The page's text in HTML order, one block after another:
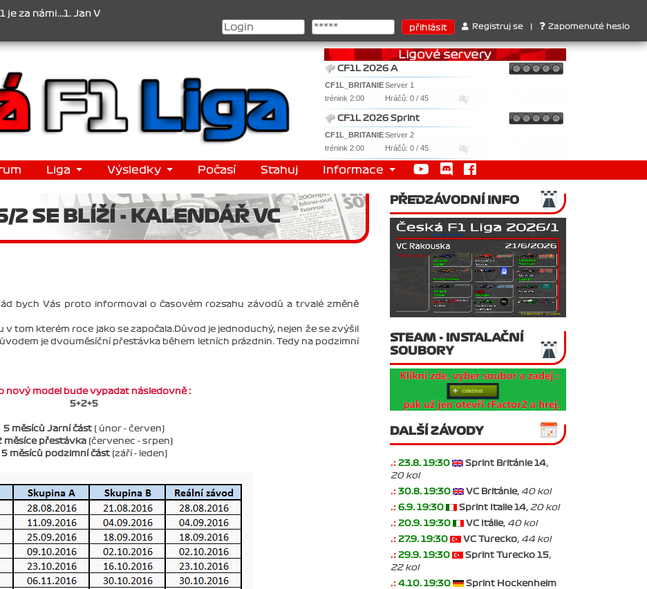
námi...1. Jan Veselý , 2. Jan Nováček , 3. Jakub Chmelík , Pohár konstruktérů : 1. Ferrari . 2. Williams , 3. RedBull ..... SprintCup - 1.
Registruj se Zapomenuté heslo
CF1L 2026 A
CF1L_BRITANIEServer 1
trénink 2:00
Hráčů: 0 / 45
CF1L 2026 Sprint
CF1L_BRITANIEServer 2
trénink 2:00
Hráčů: 0 / 45
Liga Výsledky Počasí Stahuj Informace
2 SE BLÍŽÍ - KALENDÁŘ VC
bych Vás proto informoval o časovém rozsahu závodů a trvalé změně
tom kterém roce jako se započala.Důvod je jednoduchý, nejen že se zvýšil
je dvouměsíční přestávka během letních prázdnin. Tedy na podzimní
nový model bude vypadat následovně :
5+2+5
5 měsíců Jarní část ( únor - červen)
měsíce přestávka(červenec - srpen)
5 měsíců podzimní část(září - leden)
PŘEDZÁVODNÍ INFO
STEAM - INSTALAČNÍ
SOUBORY
DALŠÍ ZÁVODY
.: 23.8. 19:30 Sprint Británie 14,
20 kol
.: 30.8. 19:30 VC Británie, 40 kol
.: 6.9. 19:30 Sprint Italie 14, 20 kol
.: 20.9. 19:30 VC Itálie, 40 kol
.: 27.9. 19:30 VC Turecko, 44 kol
.: 29.9. 19:30 Sprint Turecko 15,
22 kol
.: 4.10. 19:30
Sprint Hockenheim